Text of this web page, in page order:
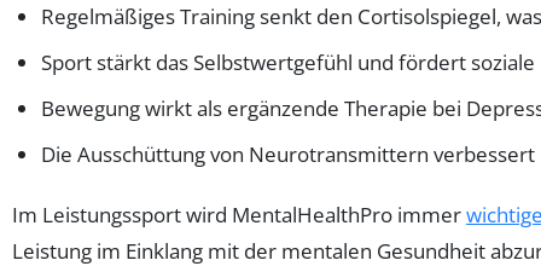
Regelmäßiges Training senkt den Cortisolspiegel,
Sport stärkt das Selbstwertgefühl und fördert
Bewegung wirkt als ergänzende Therapie bei
Die Ausschüttung von Neurotransmittern
Im Leistungssport wird MentalHealthPro immer
Leistung im Einklang mit der mentalen Gesundheit